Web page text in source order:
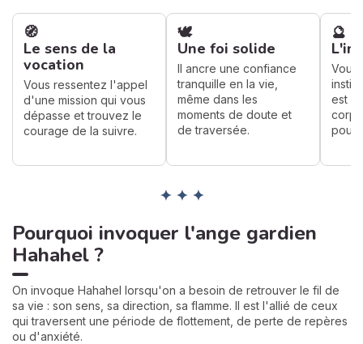
🧭
Le sens de la
vocation
Vous ressentez l'appel
d'une mission qui vous
dépasse et trouvez le
courage de la suivre.
🕊️
Une foi solide
Il ancre une confiance
tranquille en la vie,
même dans les
moments de doute et
de traversée.
🔮
Vous
est
pour
✦ ✦ ✦
Pourquoi invoquer l'ange gardien
Hahahel ?
On invoque Hahahel lorsqu'on a besoin de retrouver le fil de
sa vie : son sens, sa direction, sa flamme. Il est l'allié de ceux
qui traversent une période de flottement, de perte de repères
ou d'anxiété.